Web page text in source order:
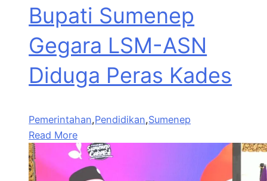
Bupati Sumenep
Gegara LSM-ASN
Diduga Peras Kades
Pemerintahan,Pendidikan,Sumenep
Read More